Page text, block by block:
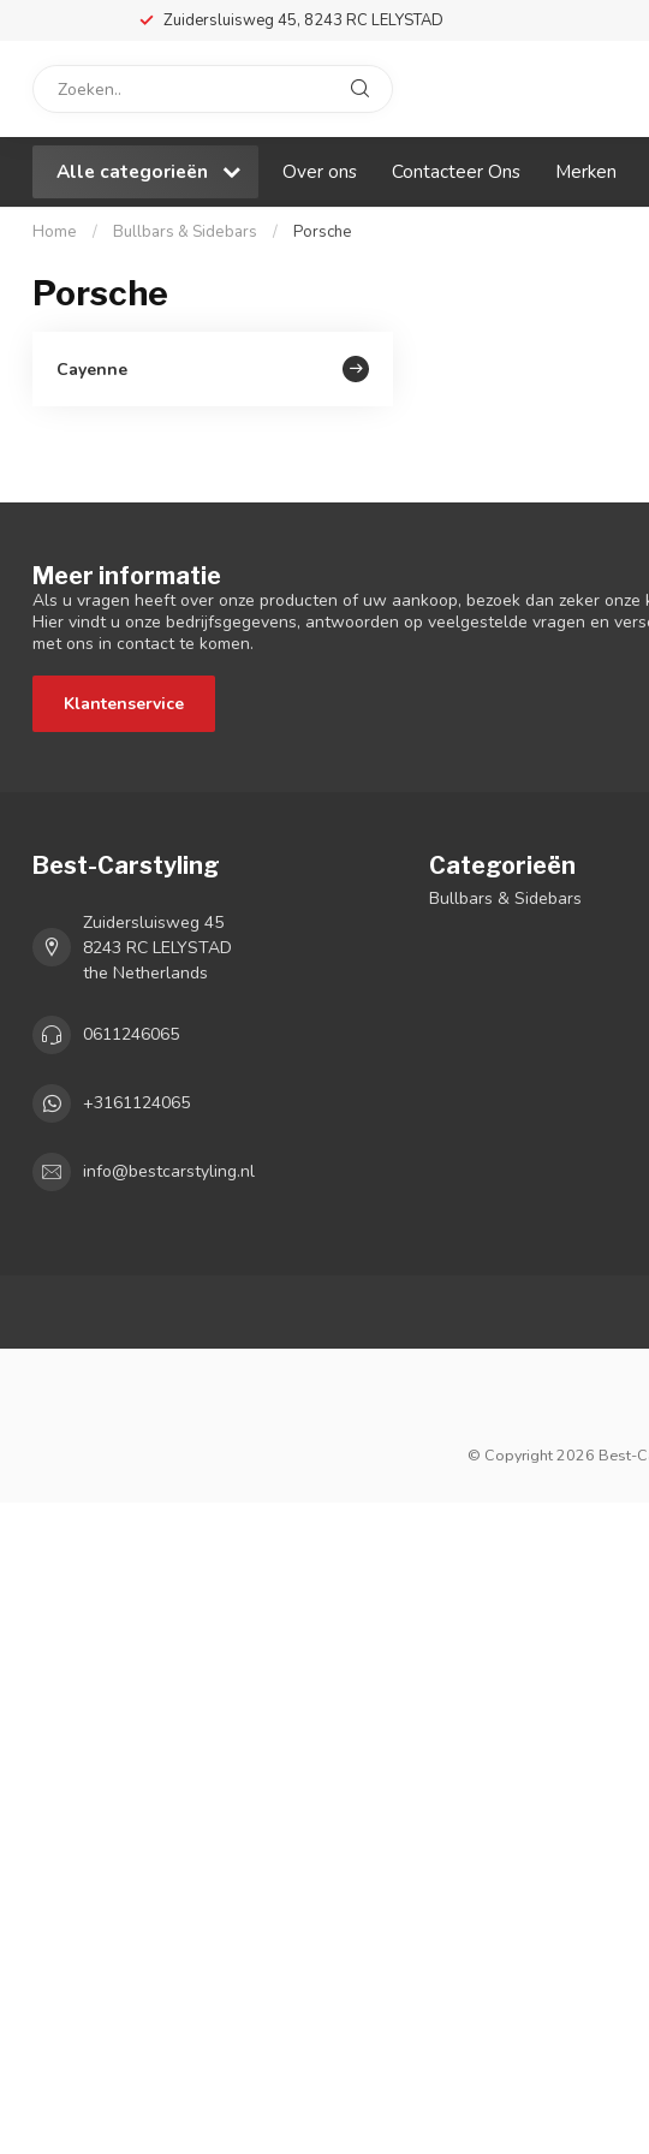
Zuidersluisweg 45, 8243 RC LELYSTAD
Alle categorieën Over ons Contacteer Ons Merken
Home / Bullbars & Sidebars / Porsche
Porsche
Cayenne
Meer informatie
Als u vragen heeft over onze producten of uw aankoop, bezoek dan zeker onze
Hier vindt u onze bedrijfsgegevens, antwoorden op veelgestelde vragen en
met ons in contact te komen.
Klantenservice
Best-Carstyling
Zuidersluisweg 45
8243 RC LELYSTAD
the Netherlands
0611246065
+3161124065
info@bestcarstyling.nl
Categorieën
Bullbars & Sidebars
© Copyright 2026 Best-